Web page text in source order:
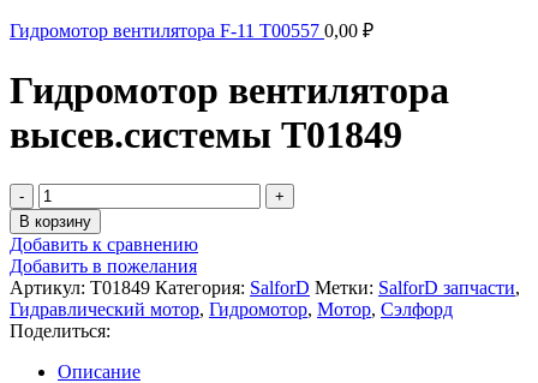
Гидромотор вентилятора F-11 T00557 0,00 ₽
Гидромотор вентилятора
высев.системы T01849
В корзину
Добавить к сравнению
Добавить в пожелания
Артикул: T01849 Категория: SalforD Метки: SalforD запчасти,
Гидравлический мотор, Гидромотор, Мотор, Сэлфорд
Поделиться:
Описание